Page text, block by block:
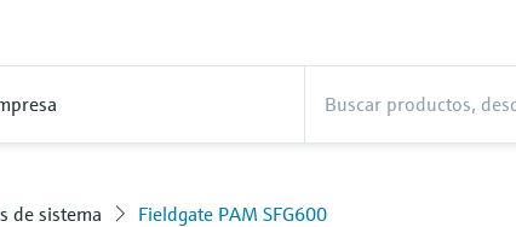
de sistema Fieldgate PAM SFG600